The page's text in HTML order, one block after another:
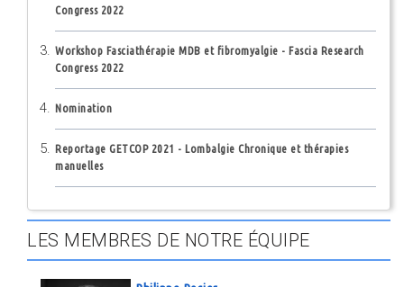
Congress 2022
Workshop Fasciathérapie MDB et fibromyalgie - Fascia Research
Congress 2022
Nomination
Reportage GETCOP 2021 - Lombalgie Chronique et thérapies
manuelles
LES MEMBRES DE NOTRE ÉQUIPE